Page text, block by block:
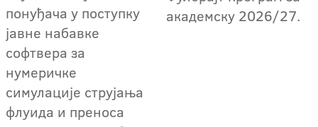
понуђача у поступку
јавне набавке
софтвера за
нумеричке
симулације струјања
флуида и преноса
академску 2026/27.